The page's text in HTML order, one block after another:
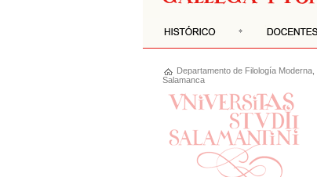
Departamento de Filología Moderna
Salamanca